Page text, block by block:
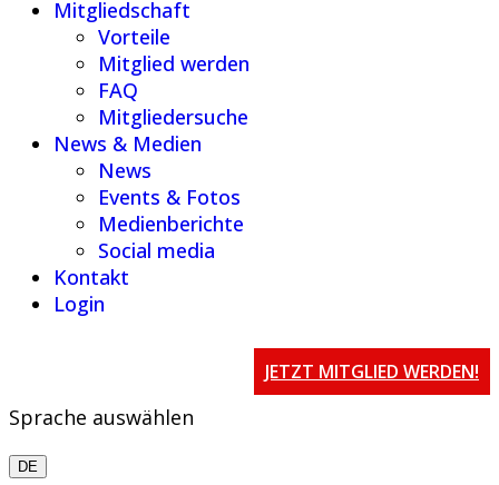
Mitgliedschaft
Vorteile
Mitglied werden
FAQ
Mitgliedersuche
News & Medien
News
Events & Fotos
Medienberichte
Social media
Kontakt
Login
JETZT MITGLIED WERDEN!
Sprache auswählen
DE